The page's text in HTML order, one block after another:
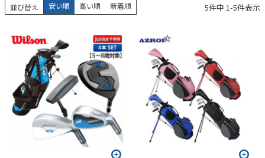
並び替え 安い順 高い順 新着順 5件中 1-5件表示